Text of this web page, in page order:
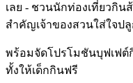
เลย - ชวนนักท่องเที่ยวกิน
สำคัญเจ้าของสวนใส่ใจป
พร้อมจัดโปรโมชันบุฟเฟต์
ทั้งให้เด็กกินฟรี